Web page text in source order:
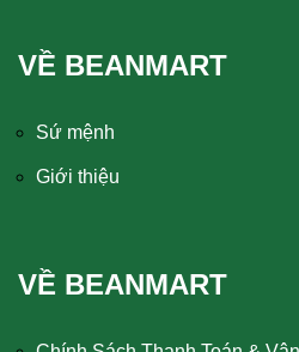
VỀ BEANMART
Sứ mệnh
Giới thiệu
VỀ BEANMART